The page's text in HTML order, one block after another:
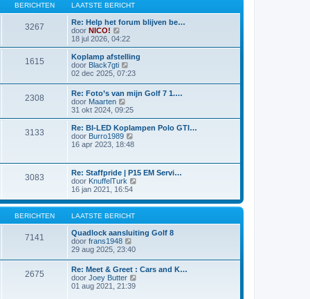
BERICHTEN LAATSTE BERICHT
3267
Re: Help het forum blijven be…
door NICO!
e
k
i
j
k
a
a
t
s
t
e
b
e
i
c
h
t
18 jul 2026, 04:22
1615
Koplamp afstelling
door Black7gti
e
j
k
l
a
a
t
s
e
b
e
r
c
h
02 dec 2025, 07:23
2308
Re: Foto’s van mijn Golf 7 1.…
door Maarten
e
k
i
j
k
t
s
t
e
b
e
r
c
h
t
31 okt 2024, 09:25
3133
Re: BI-LED Koplampen Polo GTI…
door Burro1989
e
j
k
l
a
t
t
e
e
r
c
h
16 apr 2023, 18:48
3083
Re: Staffpride | P15 EM Servi…
door KnuffelTurk
i
l
a
s
16 jan 2021, 16:54
BERICHTEN LAATSTE BERICHT
7141
Quadlock aansluiting Golf 8
door frans1948
e
j
k
l
29 aug 2025, 23:40
2675
Re: Meet & Greet : Cars and K…
door Joey Butter
01 aug 2021, 21:39